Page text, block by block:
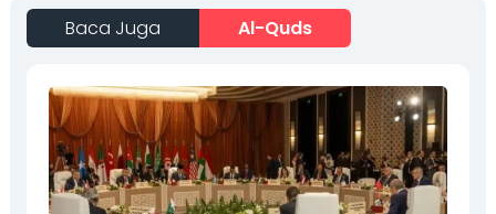
Baca Juga Al-Quds